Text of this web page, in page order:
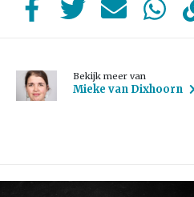
Bekijk meer van
Mieke van Dixhoorn